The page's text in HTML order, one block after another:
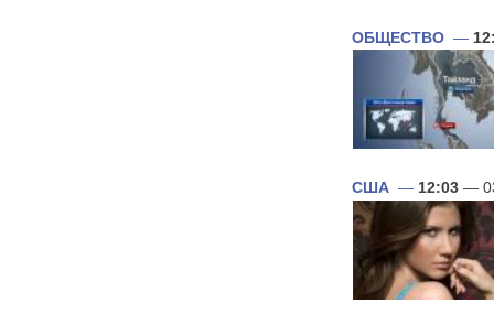
ОБЩЕСТВО —
США — 12:03 —